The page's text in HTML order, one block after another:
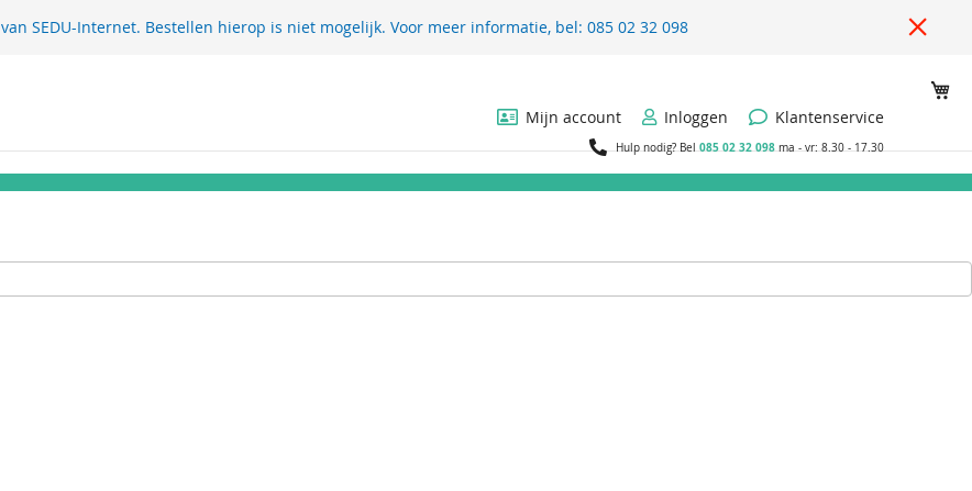
SEDU-Internet. Bestellen hierop is niet mogelijk. Voor meer informatie, bel: 085 02 32 098
Mijn account
Inloggen Klantenservice
Hulp nodig? Bel085 02 32 098ma - vr: 8.30 - 17.30